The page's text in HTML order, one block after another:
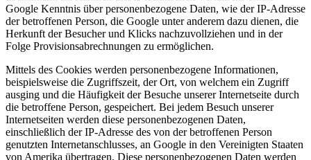
Google Kenntnis über personenbezogene Daten, wie der IP-Adresse
der betroffenen Person, die Google unter anderem dazu dienen, die
Herkunft der Besucher und Klicks nachzuvollziehen und in der
Folge Provisionsabrechnungen zu ermöglichen.
Mittels des Cookies werden personenbezogene Informationen,
beispielsweise die Zugriffszeit, der Ort, von welchem ein Zugriff
ausging und die Häufigkeit der Besuche unserer Internetseite durch
die betroffene Person, gespeichert. Bei jedem Besuch unserer
Internetseiten werden diese personenbezogenen Daten,
einschließlich der IP-Adresse des von der betroffenen Person
genutzten Internetanschlusses, an Google in den Vereinigten Staaten
von Amerika übertragen. Diese personenbezogenen Daten werden